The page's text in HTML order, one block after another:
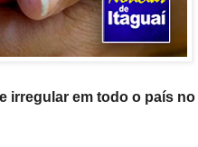
irregular em todo o país no